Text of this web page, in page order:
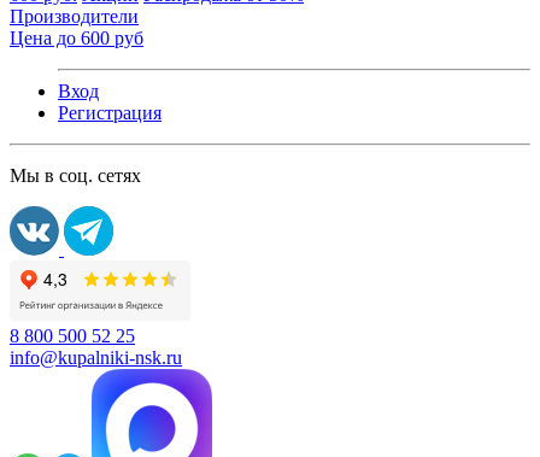
Производители
Цена до 600 руб
Вход
Регистрация
Мы в соц. сетях
8 800 500 52 25
info@kupalniki-nsk.ru